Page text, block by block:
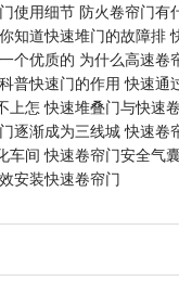
使用细节 防火卷帘门有
你知道快速堆门的故障排
个优质的 为什么高速卷
科普快速门的作用 快速通
上怎 快速堆叠门与快速
逐渐成为三线城 快速卷
车间 快速卷帘门安全气
安装快速卷帘门